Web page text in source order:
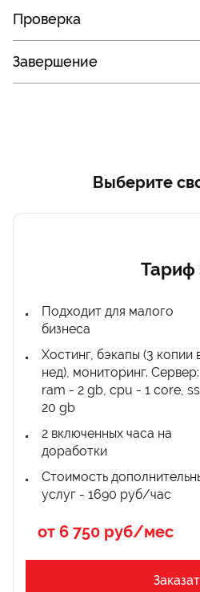
Проверка
Завершение
Выберите
Тариф
Подходит для малого
бизнеса
Хостинг, бэкапы (3 копии
нед), мониторинг. Сервер:
ram - 2 gb, cpu - 1 core,
20 gb
2 включенных часа на
доработки
Стоимость
услуг - 1690 руб/час
от 6 750 руб/мес